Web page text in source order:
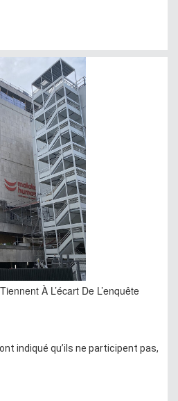
À L’écart De L’enquête
indiqué qu’ils ne participent pas,